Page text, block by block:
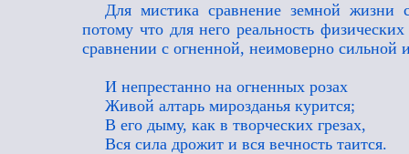
Для мистика сравнение земной жизни
потому что для него реальность
сравнении с огненной, неимоверно
И непрестанно на огненных розах
Живой алтарь мирозданья курится;
В его дыму, как в творческих грезах,
Вся сила дрожит и вся вечность таится.